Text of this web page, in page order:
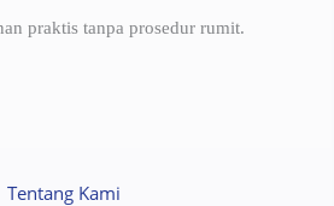
praktis tanpa prosedur rumit.
Tentang Kami